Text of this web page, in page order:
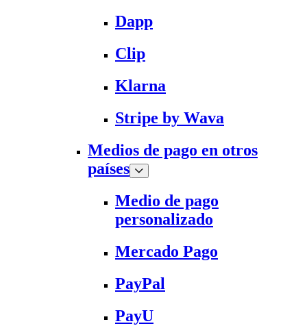
Dapp
Clip
Klarna
Stripe by Wava
Medios de pago en otros
países
Medio de pago
personalizado
Mercado Pago
PayPal
PayU